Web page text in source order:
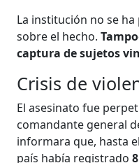
La institución no se
sobre el hecho.
captura de sujetos
Crisis de
El asesinato fue
comandante general
informara que, hasta
país había registrado